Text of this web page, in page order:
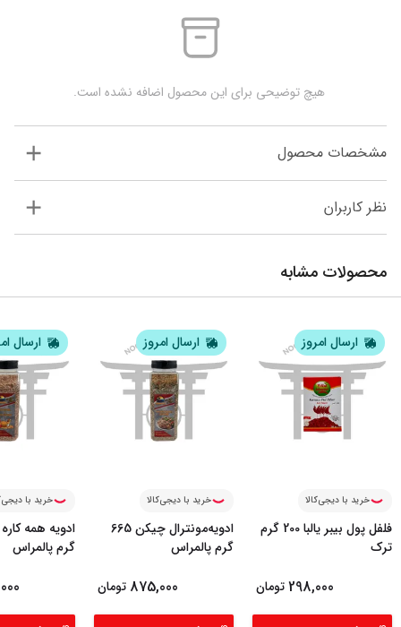
هیچ توضیحی برای این محصول اضافه نشده است.
مشخصات محصول
نظر کاربران
محصولات مشابه
ارسال امروز
خرید با دیجی‌کالا
فلفل پول بیبر یالبا 200 گرم
ترک
298,000 تومان
ارسال امروز
خرید با دیجی‌کالا
ادویه‌مونترال چیکن 665
گرم پالمراس
875,000 تومان
ارسال
خرید با
گرم پالمراس